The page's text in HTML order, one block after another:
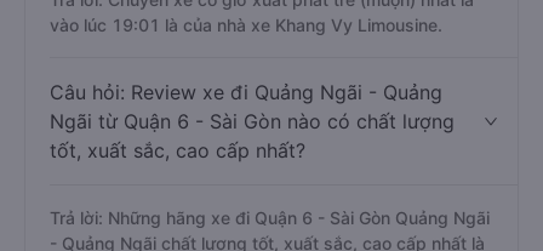
vào lúc 19:01 là của nhà xe Khang Vy Limousine.
Câu hỏi: Review xe đi Quảng Ngãi - Quảng
Ngãi từ Quận 6 - Sài Gòn nào có chất lượng
tốt, xuất sắc, cao cấp nhất?
Trả lời: Những hãng xe đi Quận 6 - Sài Gòn Quảng Ngãi
- Quảng Ngãi chất lượng tốt, xuất sắc, cao cấp nhất là